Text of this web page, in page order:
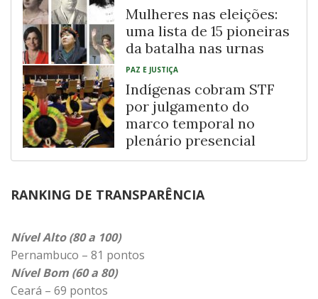
Mulheres nas eleições:
uma lista de 15 pioneiras
da batalha nas urnas
PAZ E JUSTIÇA
Indígenas cobram STF
por julgamento do
marco temporal no
plenário presencial
RANKING DE TRANSPARÊNCIA
Nível Alto (80 a 100)
Pernambuco – 81 pontos
Nível Bom (60 a 80)
Ceará – 69 pontos